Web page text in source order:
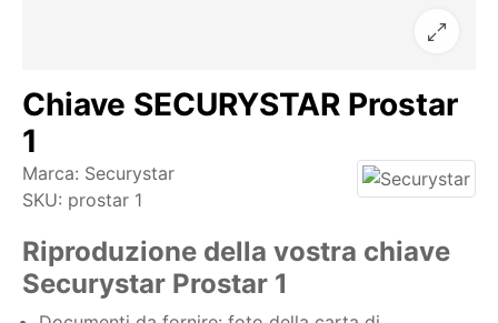
Chiave SECURYSTAR Prostar
1
Marca: Securystar
SKU: prostar 1
Riproduzione della vostra chiave
Securystar Prostar 1